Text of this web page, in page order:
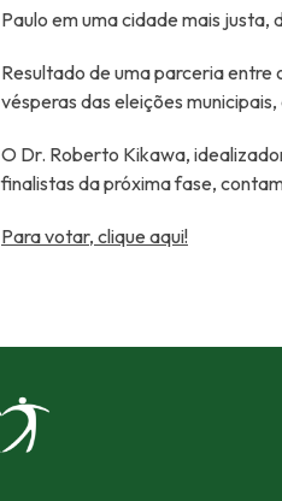
Paulo em uma cidade mais
Resultado de uma parceria entre
vésperas das eleições
O Dr. Roberto Kikawa,
finalistas da próxima fase,
Para votar, clique aqui!